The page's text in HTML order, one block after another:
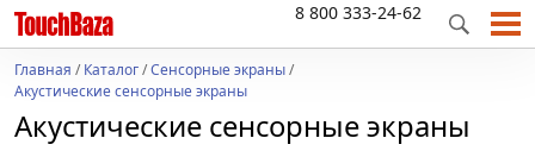
8 800 333-24-62
Главная /Каталог/Сенсорные экраны/
Акустические сенсорные экраны
Акустические сенсорные экраны